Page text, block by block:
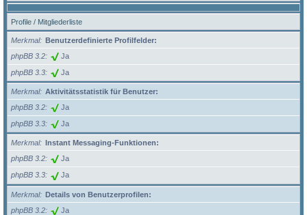
Profile / Mitgliederliste
Merkmal
Benutzerdefinierte Profilfelder:
phpBB 3.2
Ja
phpBB 3.3 Ja
Merkmal
Aktivitätsstatistik für Benutzer:
phpBB 3.2
Ja
phpBB 3.3 Ja
Merkmal
Instant Messaging-Funktionen:
phpBB 3.2
Ja
phpBB 3.3 Ja
Merkmal
Details von Benutzerprofilen:
phpBB 3.2
Ja